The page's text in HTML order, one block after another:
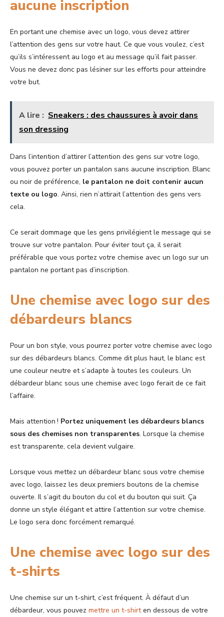
aucune inscription
En portant une chemise avec un logo, vous devez attirer
l’attention des gens sur votre haut. Ce que vous voulez, c’est
qu’ils s’intéressent au logo et au message qu’il fait passer.
Vous ne devez donc pas lésiner sur les efforts pour atteindre
votre but.
A lire : Sneakers : des chaussures à avoir dans
son dressing
Dans l’intention d’attirer l’attention des gens sur votre logo,
vous pouvez porter un pantalon sans aucune inscription. Blanc
ou noir de préférence, le pantalon ne doit contenir aucun
texte ou logo. Ainsi, rien n’attirait l’attention des gens vers
cela.
Ce serait dommage que les gens privilégient le message qui se
trouve sur votre pantalon. Pour éviter tout ça, il serait
préférable que vous portez votre chemise avec un logo sur un
pantalon ne portant pas d’inscription.
Une chemise avec logo sur des
débardeurs blancs
Pour un bon style, vous pourrez porter votre chemise avec logo
sur des débardeurs blancs. Comme dit plus haut, le blanc est
une couleur neutre et s’adapte à toutes les couleurs. Un
débardeur blanc sous une chemise avec logo ferait de ce fait
l’affaire.
Mais attention ! Portez uniquement les débardeurs blancs
sous des chemises non transparentes. Lorsque la chemise
est transparente, cela devient vulgaire.
Lorsque vous mettez un débardeur blanc sous votre chemise
avec logo, laissez les deux premiers boutons de la chemise
ouverte. Il s’agit du bouton du col et du bouton qui suit. Ça
donne un style élégant et attire l’attention sur votre chemise.
Le logo sera donc forcément remarqué.
Une chemise avec logo sur des
t-shirts
Une chemise sur un t-shirt, c’est fréquent. À défaut d’un
débardeur, vous pouvez mettre un t-shirten dessous de votre